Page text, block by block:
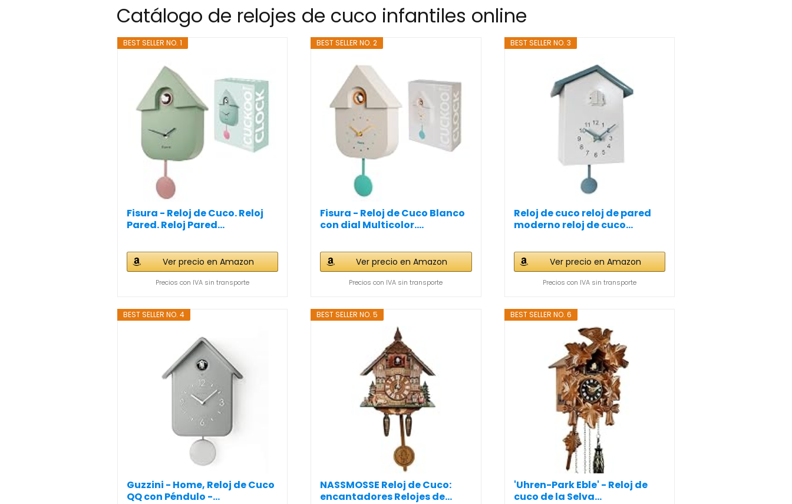
Catálogo de relojes de cuco infantiles online
BEST SELLER NO. 1
Fisura - Reloj de Cuco. Reloj
Pared. Reloj Pared...
Ver precio en Amazon
Precios con IVA sin transporte
BEST SELLER NO. 2
Fisura - Reloj de Cuco Blanco
con dial Multicolor....
Ver precio en Amazon
Precios con IVA sin transporte
BEST SELLER NO. 3
Reloj de cuco reloj de pared
moderno reloj de cuco...
Ver precio en Amazon
Precios con IVA sin transporte
BEST SELLER NO. 4
Guzzini - Home, Reloj de Cuco
QQ con Péndulo -...
BEST SELLER NO. 5
NASSMOSSE Reloj de Cuco:
encantadores Relojes de...
BEST SELLER NO. 6
'Uhren-Park Eble' - Reloj de
cuco de la Selva...